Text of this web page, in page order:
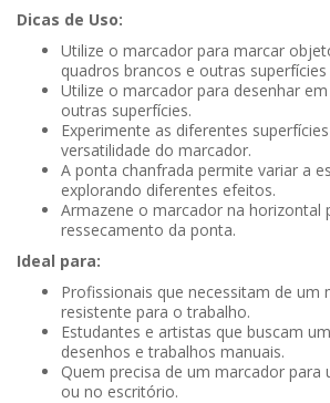
Dicas de Uso:
Utilize o marcador para marcar
quadros brancos e outras
Utilize o marcador para desenhar
outras superfícies.
Experimente as diferentes
versatilidade do marcador.
A ponta chanfrada permite variar a
explorando diferentes efeitos.
Armazene o marcador na horizontal
ressecamento da ponta.
Ideal para:
Profissionais que necessitam de um
resistente para o trabalho.
Estudantes e artistas que buscam
desenhos e trabalhos manuais.
Quem precisa de um marcador para
ou no escritório.